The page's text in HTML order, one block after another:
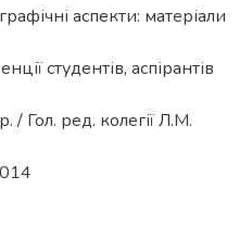
аспекти: матеріали
студентів, аспірантів
/ Гол. ред. колегії Л.М.